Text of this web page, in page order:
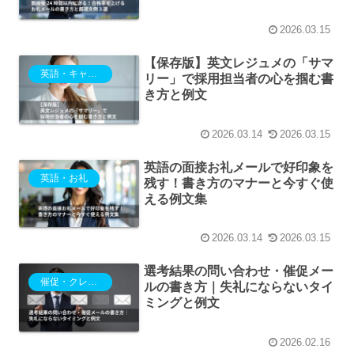
2026.03.15
英語・キャリア・採用
【保存版】英文レジュメの「サマ
リー」で採用担当者の心を掴む書
き方と例文
2026.03.14 2026.03.15
英語・お礼
英語の面接お礼メールで好印象を
残す！書き方のマナーと今すぐ使
える例文集
2026.03.14 2026.03.15
催促・クレーム・抗議
選考結果の問い合わせ・催促メー
ルの書き方｜失礼にならないタイ
ミングと例文
2026.02.16